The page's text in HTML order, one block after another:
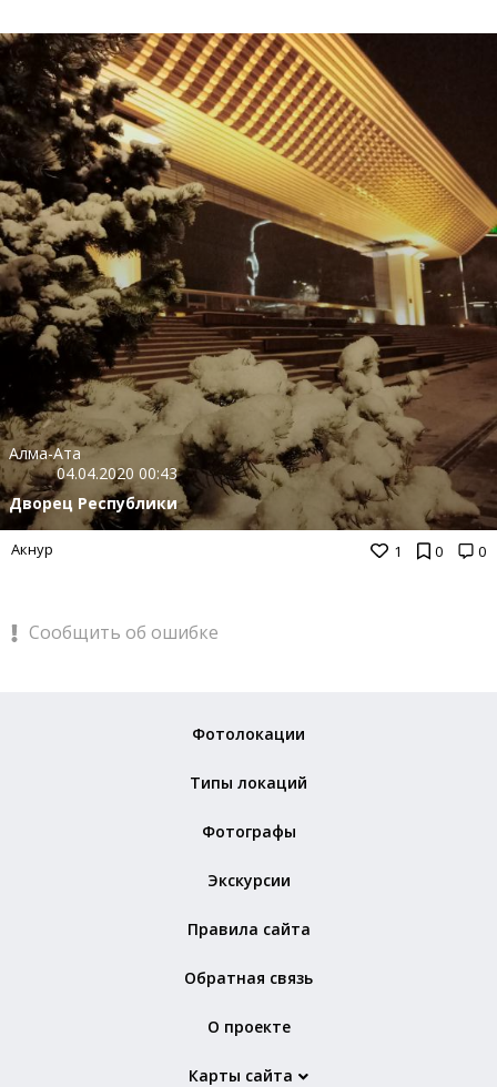
1 0 0
Алма-Ата
04.04.2020 00:43
Дворец Республики
Акнур
Сообщить об ошибке
Фотолокации
Типы локаций
Фотографы
Экскурсии
Правила сайта
Обратная связь
О проекте
Карты сайта